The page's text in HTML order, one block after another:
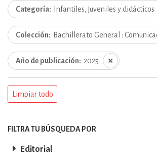
Categoría Infantiles, juveniles y didácticos
Colección Bachillerato General :
Año de publicación 2025
Limpiar todo
FILTRA TU BÚSQUEDA POR
Editorial